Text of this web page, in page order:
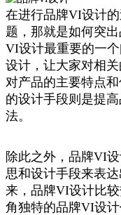
在进行品牌VI设计
题，那就是如何突
VI设计最重要的一
设计，让大家对相
对产品的主要特点
的设计手段则是提
法。
除此之外，品牌VI
思和设计手段来表
来，品牌VI设计比
角独特的品牌VI设